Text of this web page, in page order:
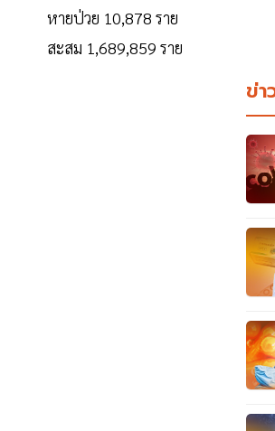
หายป่วย 10,878 ราย
สะสม 1,689,859 ราย
ข่